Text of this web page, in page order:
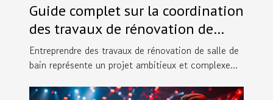
Guide complet sur la coordination
des travaux de rénovation de
salles de bain
Entreprendre des travaux de rénovation de salle de
bain représente un projet ambitieux et complexe...